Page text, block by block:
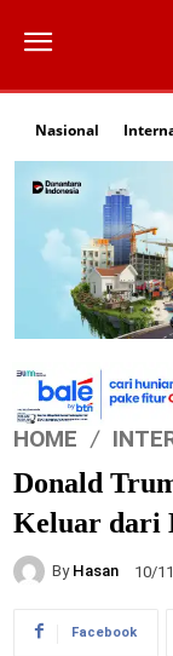
Nasional
HOME
Donald
Keluar dari
By Hasan 10/
Facebook